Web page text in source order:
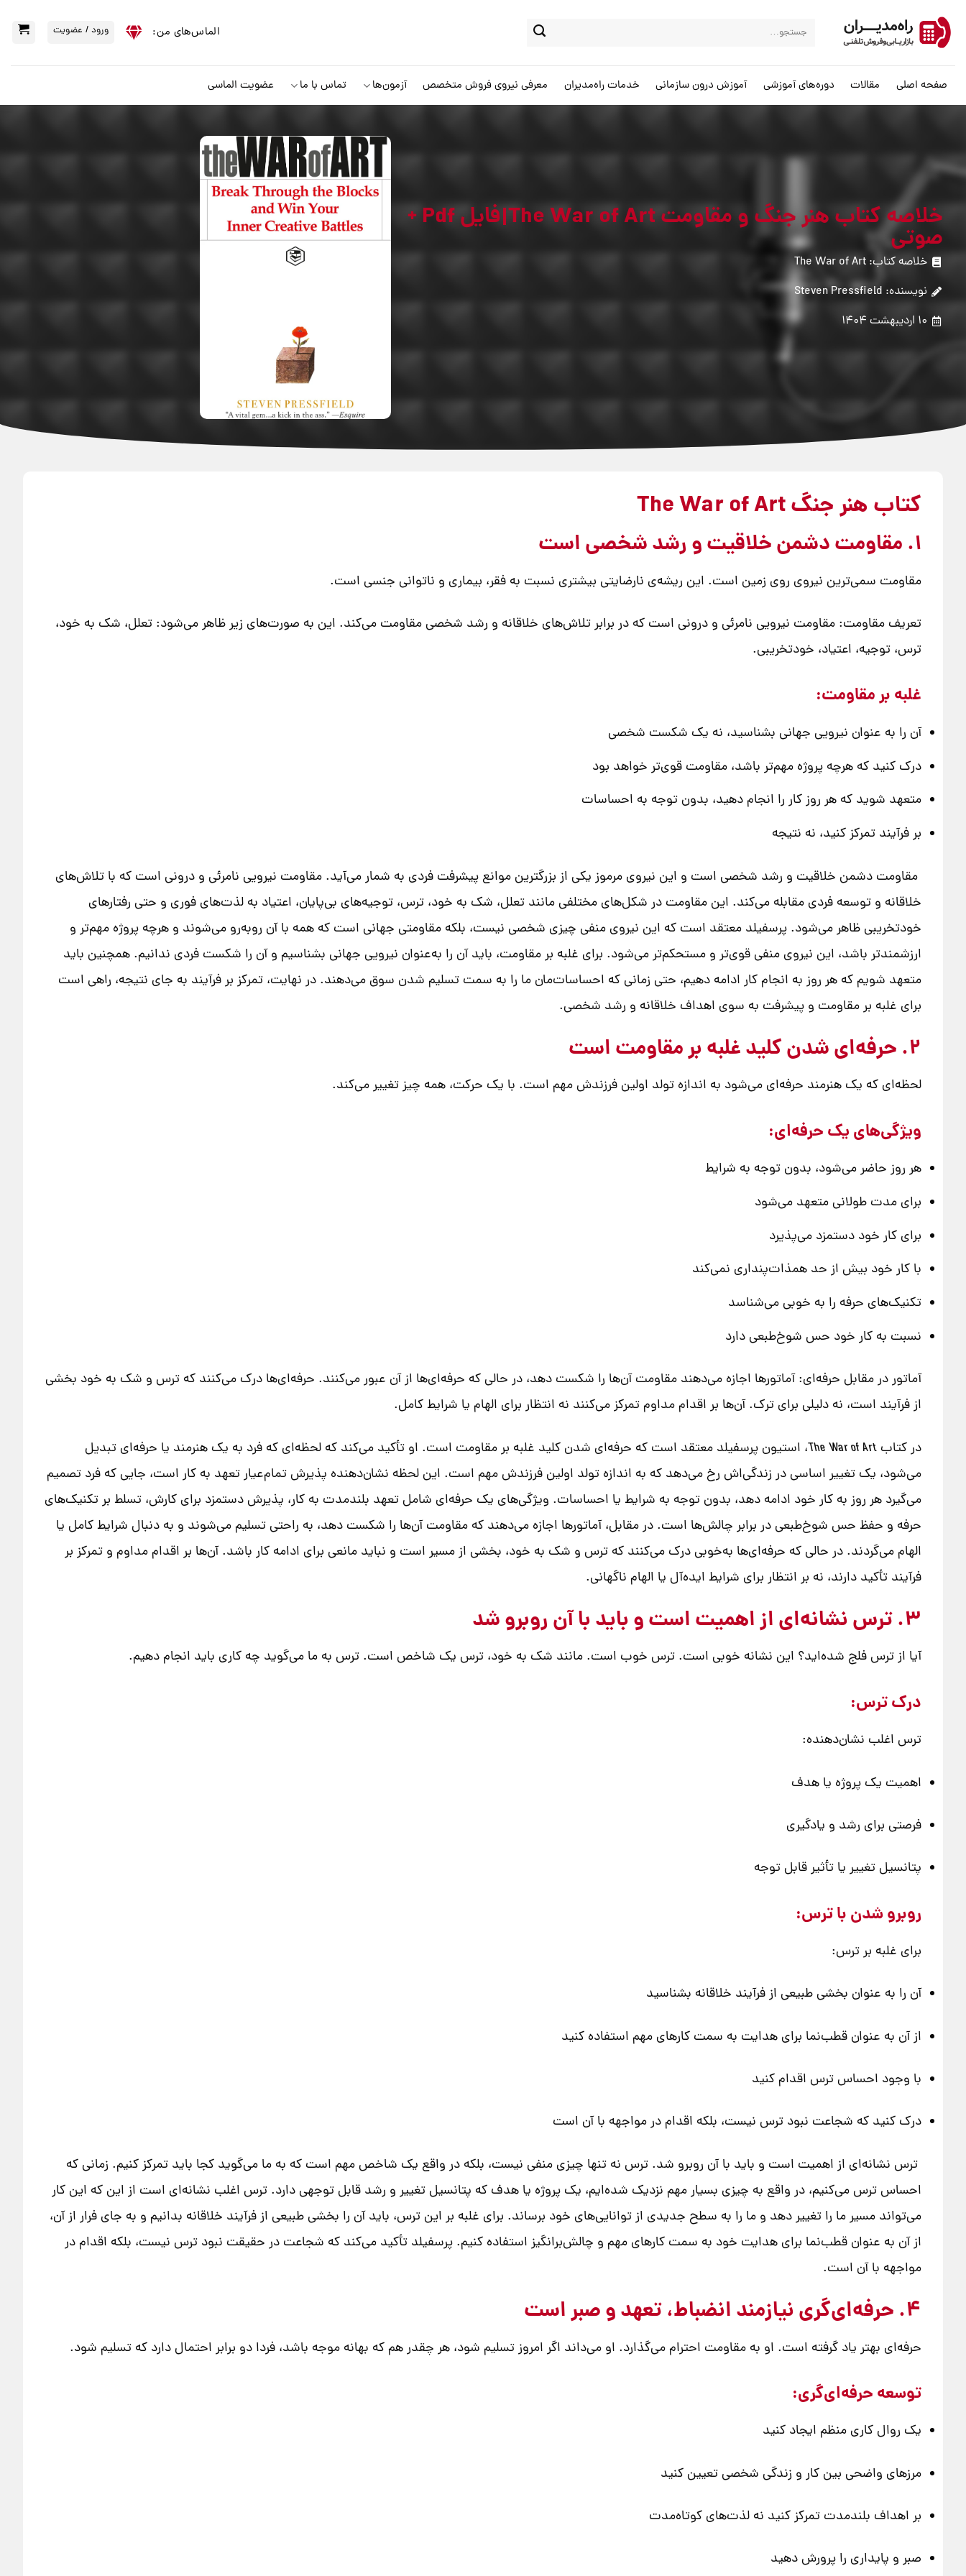
الماس‌‌های من: ورود / عضویت
صفحه اصلی مقالات دوره‌های آموزشی آموزش درون سازمانی خدمات راه‌مدیران معرفی نیروی فروش متخصص آزمون‌ها تماس با ما عضویت الماسی
خلاصه کتاب هنر جنگ و مقاومت The War of Art|فایل Pdf +
صوتی
خلاصه کتاب: The War of Art
نویسنده: Steven Pressfield
10 اردیبهشت 1404
کتاب هنر جنگ The War of Art
1. مقاومت دشمن خلاقیت و رشد شخصی است
مقاومت سمی‌ترین نیروی روی زمین است. این ریشه‌ی نارضایتی بیشتری نسبت به فقر، بیماری و ناتوانی جنسی است.
تعریف مقاومت: مقاومت نیرویی نامرئی و درونی است که در برابر تلاش‌های خلاقانه و رشد شخصی مقاومت می‌کند. این به صورت‌های زیر ظاهر می‌شود: تعلل، شک به خود،
ترس، توجیه، اعتیاد، خودتخریبی.
غلبه بر مقاومت:
آن را به عنوان نیرویی جهانی بشناسید، نه یک شکست شخصی
درک کنید که هرچه پروژه مهم‌تر باشد، مقاومت قوی‌تر خواهد بود
متعهد شوید که هر روز کار را انجام دهید، بدون توجه به احساسات
بر فرآیند تمرکز کنید، نه نتیجه
مقاومت دشمن خلاقیت و رشد شخصی است و این نیروی مرموز یکی از بزرگترین موانع پیشرفت فردی به شمار می‌آید. مقاومت نیرویی نامرئی و درونی است که با تلاش‌های
خلاقانه و توسعه فردی مقابله می‌کند. این مقاومت در شکل‌های مختلفی مانند تعلل، شک به خود، ترس، توجیه‌های بی‌پایان، اعتیاد به لذت‌های فوری و حتی رفتارهای
خودتخریبی ظاهر می‌شود. پرسفیلد معتقد است که این نیروی منفی چیزی شخصی نیست، بلکه مقاومتی جهانی است که همه با آن روبه‌رو می‌شوند و هرچه پروژه مهم‌تر و
ارزشمندتر باشد، این نیروی منفی قوی‌تر و مستحکم‌تر می‌شود. برای غلبه بر مقاومت، باید آن را به‌عنوان نیرویی جهانی بشناسیم و آن را شکست فردی ندانیم. همچنین باید
متعهد شویم که هر روز به انجام کار ادامه دهیم، حتی زمانی که احساسات‌مان ما را به سمت تسلیم شدن سوق می‌دهند. در نهایت، تمرکز بر فرآیند به جای نتیجه، راهی است
برای غلبه بر مقاومت و پیشرفت به سوی اهداف خلاقانه و رشد شخصی.
2. حرفه‌ای شدن کلید غلبه بر مقاومت است
لحظه‌ای که یک هنرمند حرفه‌ای می‌شود به اندازه تولد اولین فرزندش مهم است. با یک حرکت، همه چیز تغییر می‌کند.
ویژگی‌های یک حرفه‌ای:
هر روز حاضر می‌شود، بدون توجه به شرایط
برای مدت طولانی متعهد می‌شود
برای کار خود دستمزد می‌پذیرد
با کار خود بیش از حد همذات‌پنداری نمی‌کند
تکنیک‌های حرفه را به خوبی می‌شناسد
نسبت به کار خود حس شوخ‌طبعی دارد
آماتور در مقابل حرفه‌ای: آماتورها اجازه می‌دهند مقاومت آن‌ها را شکست دهد، در حالی که حرفه‌ای‌ها از آن عبور می‌کنند. حرفه‌ای‌ها درک می‌کنند که ترس و شک به خود بخشی
از فرآیند است، نه دلیلی برای ترک. آن‌ها بر اقدام مداوم تمرکز می‌کنند نه انتظار برای الهام یا شرایط کامل.
در کتاب The War of Art، استیون پرسفیلد معتقد است که حرفه‌ای شدن کلید غلبه بر مقاومت است. او تأکید می‌کند که لحظه‌ای که فرد به یک هنرمند یا حرفه‌ای تبدیل
می‌شود، یک تغییر اساسی در زندگی‌اش رخ می‌دهد که به اندازه تولد اولین فرزندش مهم است. این لحظه نشان‌دهنده پذیرش تمام‌عیار تعهد به کار است، جایی که فرد تصمیم
می‌گیرد هر روز به کار خود ادامه دهد، بدون توجه به شرایط یا احساسات. ویژگی‌های یک حرفه‌ای شامل تعهد بلندمدت به کار، پذیرش دستمزد برای کارش، تسلط بر تکنیک‌های
حرفه و حفظ حس شوخ‌طبعی در برابر چالش‌ها است. در مقابل، آماتورها اجازه می‌دهند که مقاومت آن‌ها را شکست دهد، به راحتی تسلیم می‌شوند و به دنبال شرایط کامل یا
الهام می‌گردند. در حالی که حرفه‌ای‌ها به‌خوبی درک می‌کنند که ترس و شک به خود، بخشی از مسیر است و نباید مانعی برای ادامه کار باشد. آن‌ها بر اقدام مداوم و تمرکز بر
فرآیند تأکید دارند، نه بر انتظار برای شرایط ایده‌آل یا الهام ناگهانی.
3. ترس نشانه‌ای از اهمیت است و باید با آن روبرو شد
آیا از ترس فلج شده‌اید؟ این نشانه خوبی است. ترس خوب است. مانند شک به خود، ترس یک شاخص است. ترس به ما می‌گوید چه کاری باید انجام دهیم.
درک ترس:
ترس اغلب نشان‌دهنده:
اهمیت یک پروژه یا هدف
فرصتی برای رشد و یادگیری
پتانسیل تغییر یا تأثیر قابل توجه
روبرو شدن با ترس:
برای غلبه بر ترس:
آن را به عنوان بخشی طبیعی از فرآیند خلاقانه بشناسید
از آن به عنوان قطب‌نما برای هدایت به سمت کارهای مهم استفاده کنید
با وجود احساس ترس اقدام کنید
درک کنید که شجاعت نبود ترس نیست، بلکه اقدام در مواجهه با آن است
ترس نشانه‌ای از اهمیت است و باید با آن روبرو شد. ترس نه تنها چیزی منفی نیست، بلکه در واقع یک شاخص مهم است که به ما می‌گوید کجا باید تمرکز کنیم. زمانی که
احساس ترس می‌کنیم، در واقع به چیزی بسیار مهم نزدیک شده‌ایم، یک پروژه یا هدف که پتانسیل تغییر و رشد قابل توجهی دارد. ترس اغلب نشانه‌ای است از این که این کار
می‌تواند مسیر ما را تغییر دهد و ما را به سطح جدیدی از توانایی‌های خود برساند. برای غلبه بر این ترس، باید آن را بخشی طبیعی از فرآیند خلاقانه بدانیم و به جای فرار از آن،
از آن به عنوان قطب‌نما برای هدایت خود به سمت کارهای مهم و چالش‌برانگیز استفاده کنیم. پرسفیلد تأکید می‌کند که شجاعت در حقیقت نبود ترس نیست، بلکه اقدام در
مواجهه با آن است.
4. حرفه‌ای‌گری نیازمند انضباط، تعهد و صبر است
حرفه‌ای بهتر یاد گرفته است. او به مقاومت احترام می‌گذارد. او می‌داند اگر امروز تسلیم شود، هر چقدر هم که بهانه موجه باشد، فردا دو برابر احتمال دارد که تسلیم شود.
توسعه حرفه‌ای‌گری:
یک روال کاری منظم ایجاد کنید
مرزهای واضحی بین کار و زندگی شخصی تعیین کنید
بر اهداف بلندمدت تمرکز کنید نه لذت‌های کوتاه‌مدت
صبر و پایداری را پرورش دهید